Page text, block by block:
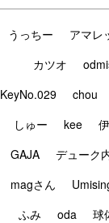
うっちー アマレ
カツオ
KeyNo.029
chou
しゅー
kee
GAJA
デューク
magさん
ふみ
oda 球